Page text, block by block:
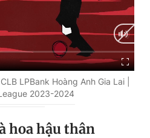
LPBank Hoàng Anh Gia Lai |
2023-2024
hoa hậu thân